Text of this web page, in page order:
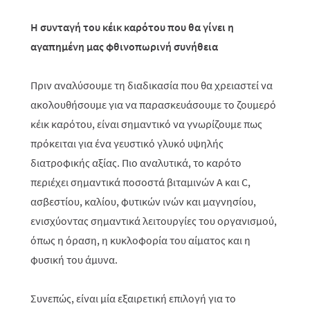
Η συνταγή του κέικ καρότου που θα γίνει η
αγαπημένη μας φθινοπωρινή συνήθεια
Πριν αναλύσουμε τη διαδικασία που θα χρειαστεί να
ακολουθήσουμε για να παρασκευάσουμε το ζουμερό
κέικ καρότου, είναι σημαντικό να γνωρίζουμε πως
πρόκειται για ένα γευστικό γλυκό υψηλής
διατροφικής αξίας. Πιο αναλυτικά, το καρότο
περιέχει σημαντικά ποσοστά βιταμινώνA καιC,
ασβεστίου, καλίου, φυτικών ινών και μαγνησίου,
ενισχύοντας σημαντικά λειτουργίες του οργανισμού,
όπως η όραση, η κυκλοφορία του αίματος και η
φυσική του άμυνα.
Συνεπώς, είναι μία εξαιρετική επιλογή για το